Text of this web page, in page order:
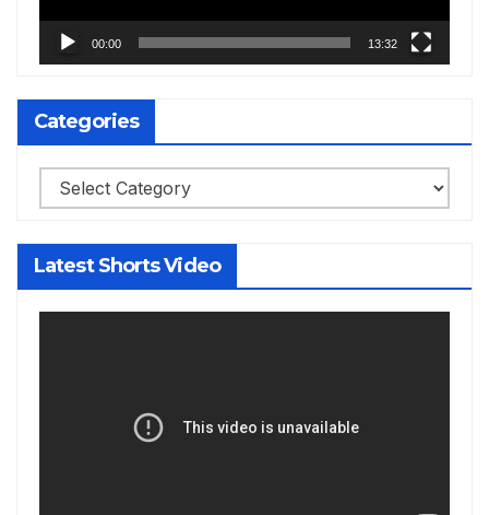
00:00 13:32
Categories
Categories
Latest Shorts Video